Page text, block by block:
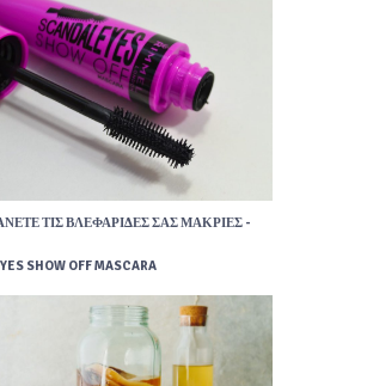
ΤΙΣ ΒΛΕΦΑΡΊΔΕΣ ΣΑΣ ΜΑΚΡΙΈΣ -
SHOW OFF MASCARA